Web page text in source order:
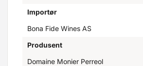
Importør
Bona Fide Wines AS
Produsent
Domaine Monier Perreol